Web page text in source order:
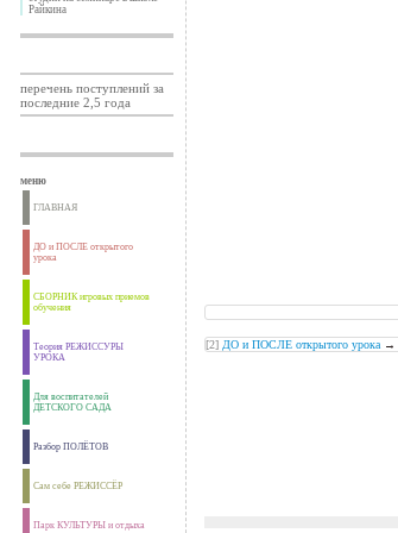
Райкина
перечень поступлений за
последние 2,5 года
меню
ГЛАВНАЯ
ДО и ПОСЛЕ открытого
урока
СБОРНИК игровых приемов
обучения
Теория РЕЖИССУРЫ
УРОКА
Для воспитателей
ДЕТСКОГО САДА
Разбор ПОЛЁТОВ
Сам себе РЕЖИССЁР
Парк КУЛЬТУРЫ и отдыха
[2] ДО и ПОСЛЕ открытого урока→